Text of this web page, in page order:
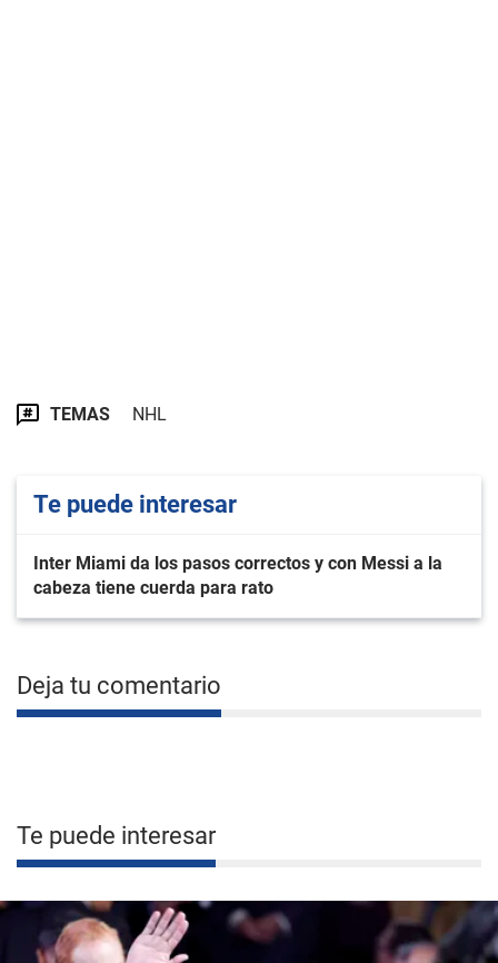
TEMAS NHL
Te puede interesar
Inter Miami da los pasos correctos y con Messi a la
cabeza tiene cuerda para rato
Deja tu comentario
Te puede interesar